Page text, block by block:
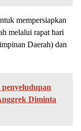
mempersiapkan
melalui rapat hari
Daerah) dan
Diminta